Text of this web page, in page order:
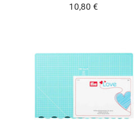
Alennushinta
10,80 €